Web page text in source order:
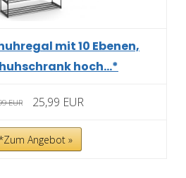
mit 10 Ebenen,
hoch...*
EUR 25,99 EUR
Angebot »